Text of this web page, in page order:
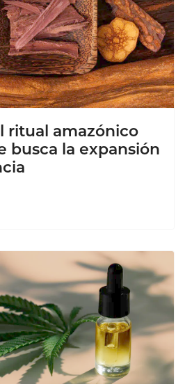
ritual amazónico
busca la expansión